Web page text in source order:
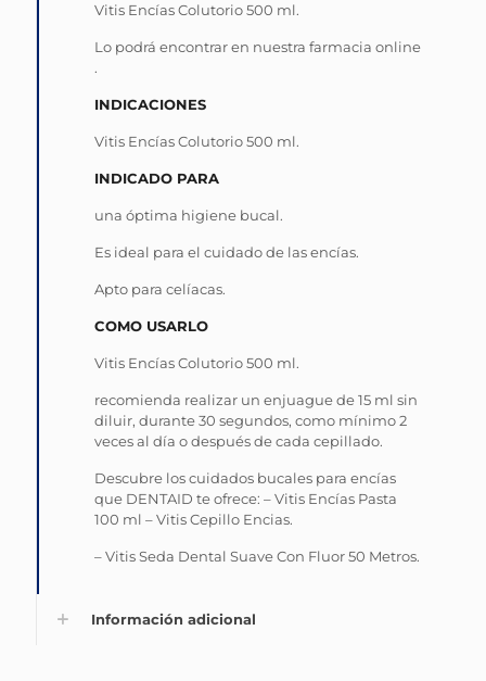
Vitis Encías Colutorio 500 ml.
Lo podrá encontrar en nuestra farmacia online
.
INDICACIONES
Vitis Encías Colutorio 500 ml.
INDICADO PARA
una óptima higiene bucal.
Es ideal para el cuidado de las encías.
Apto para celíacas.
COMO USARLO
Vitis Encías Colutorio 500 ml.
recomienda realizar un enjuague de 15 ml sin
diluir, durante 30 segundos, como mínimo 2
veces al día o después de cada cepillado.
Descubre los cuidados bucales para encías
que DENTAID te ofrece: – Vitis Encías Pasta
100 ml – Vitis Cepillo Encias.
– Vitis Seda Dental Suave Con Fluor 50 Metros.
Información adicional